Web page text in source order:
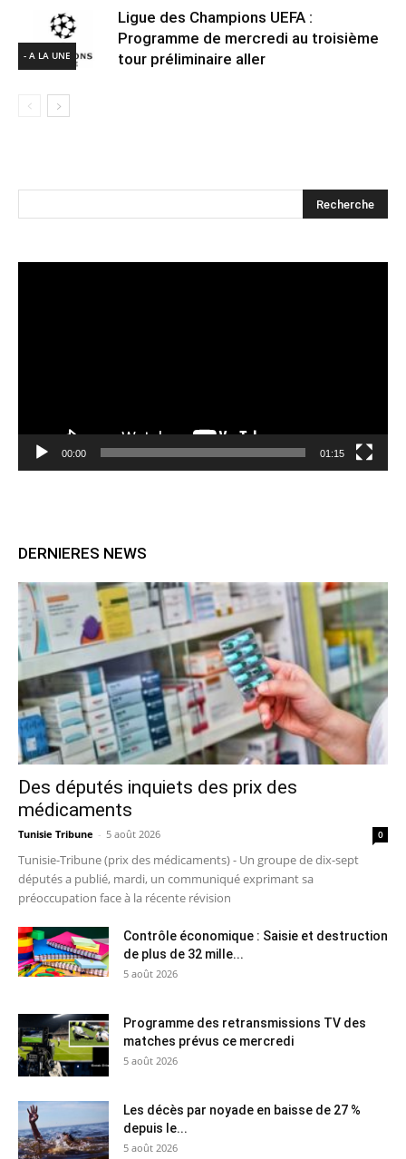
- A LA UNE
Ligue des Champions UEFA :
Programme de mercredi au troisième
tour préliminaire aller
00:00 01:15
DERNIERES NEWS
Des députés inquiets des prix des
médicaments
Tunisie Tribune - 5 août 2026 0
Tunisie-Tribune (prix des médicaments) - Un groupe de dix-sept
députés a publié, mardi, un communiqué exprimant sa
préoccupation face à la récente révision
Contrôle économique : Saisie et destruction
de plus de 32 mille...
5 août 2026
Programme des retransmissions TV des
matches prévus ce mercredi
5 août 2026
Les décès par noyade en baisse de 27 %
depuis le...
5 août 2026